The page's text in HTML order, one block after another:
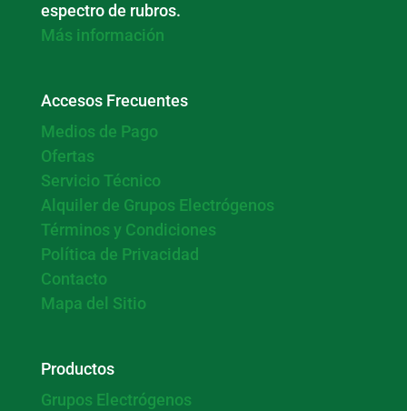
espectro de rubros.
Más información
Accesos Frecuentes
Medios de Pago
Ofertas
Servicio Técnico
Alquiler de Grupos Electrógenos
Términos y Condiciones
Política de Privacidad
Contacto
Mapa del Sitio
Productos
Grupos Electrógenos